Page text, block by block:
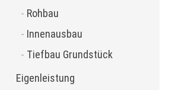
Rohbau
Innenausbau
Tiefbau Grundstück
Eigenleistung